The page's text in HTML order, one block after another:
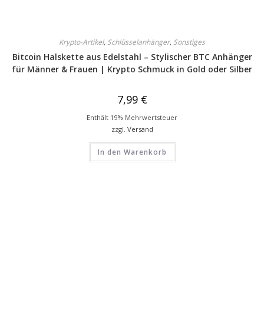
Krypto-Artikel, Schlüsselanhänger, Sonstiges
Bitcoin Halskette aus Edelstahl – Stylischer BTC Anhänger
für Männer & Frauen | Krypto Schmuck in Gold oder Silber
7,99 €
Enthält 19% Mehrwertsteuer
zzgl. Versand
In den Warenkorb